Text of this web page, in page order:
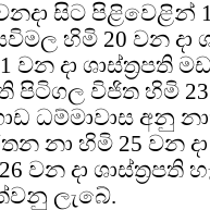
සිට පිළිවෙළින්
හිමි 20 වන දා
වන දා ශාස්ත්‍රපති
පිටිගල විජිත හිමි
අනු
නා හිමි 25 වන
වන දා ශාස්ත්‍රපති
ලැබේ.